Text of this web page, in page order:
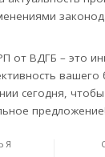
от ВДГБ – это
вашего
сегодня,
предложение!